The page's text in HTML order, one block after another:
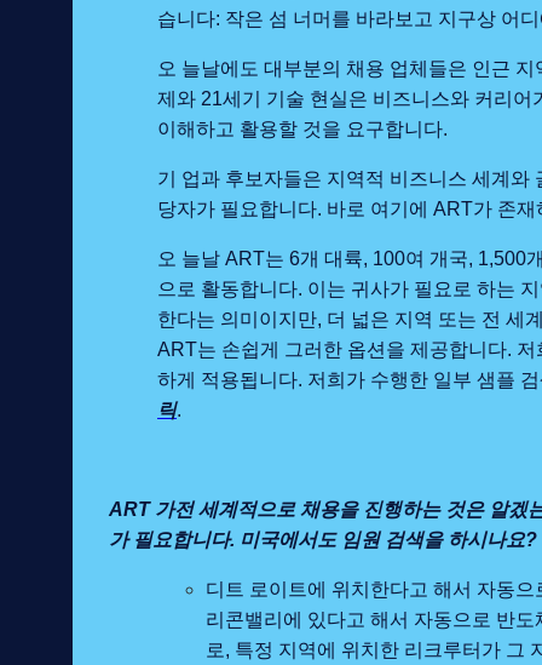
습니다: 작은 섬 너머를 바라보고 지구상 어
오 늘날에도 대부분의 채용 업체들은 인근
제와 21세기 기술 현실은 비즈니스와 커리
이해하고 활용할 것을 요구합니다.
기 업과 후보자들은 지역적 비즈니스 세계
당자가 필요합니다. 바로 여기에 ART가 존
오 늘날 ART는 6개 대륙, 100여 개국, 1,500
으로 활동합니다. 이는 귀사가 필요로 하는
한다는 의미이지만, 더 넓은 지역 또는 전 세
ART는 손쉽게 그러한 옵션을 제공합니다.
하게 적용됩니다. 저희가 수행한 일부 샘플
릭.
ART 가전 세계적으로 채용을 진행하는 것은 알겠
가 필요합니다. 미국에서도 임원 검색을 하시나요?
디트 로이트에 위치한다고 해서 자동
리콘밸리에 있다고 해서 자동으로 반
로, 특정 지역에 위치한 리크루터가 그